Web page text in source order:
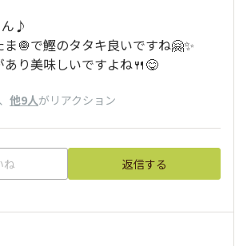
ん♪
🧅で鰹のタタキ良いですね🤗✨
あり美味しいですよね🍴😋
、 他9人がリアクション
ね 返信する